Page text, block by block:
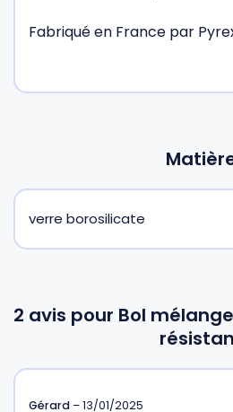
Fabriqué en France par
verre borosilicate
2 avis pour Bol
Gérard –13/01/2025